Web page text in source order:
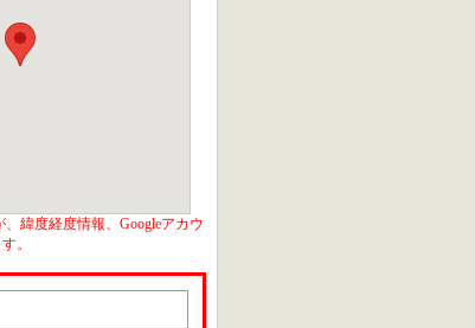
緯度経度情報、Googleアカウ
。